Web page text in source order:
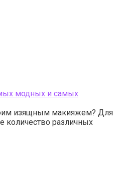
модных и самых
изящным макияжем? Для
количество различных